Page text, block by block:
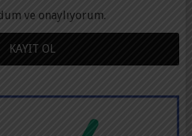
ve onaylıyorum.